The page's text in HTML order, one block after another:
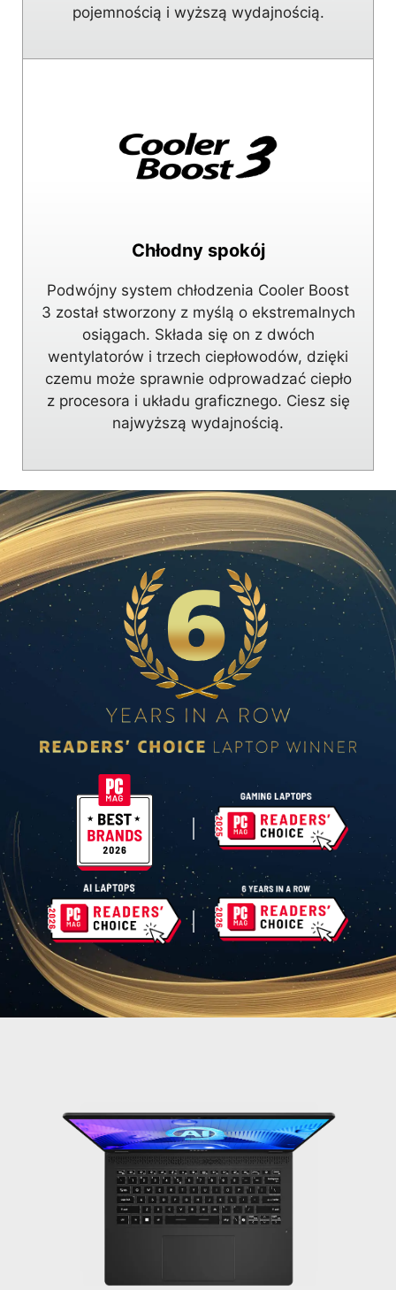
pojemnością i wyższą wydajnością.
Chłodny spokój
Podwójny system chłodzenia Cooler Boost
3 został stworzony z myślą o ekstremalnych
osiągach. Składa się on z dwóch
wentylatorów i trzech ciepłowodów, dzięki
czemu może sprawnie odprowadzać ciepło
z procesora i układu graficznego. Ciesz się
najwyższą wydajnością.